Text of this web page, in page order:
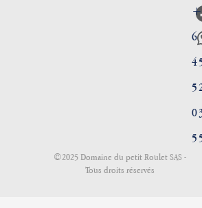
6
©2025 Domaine du petit Roulet SAS -
Tous droits réservés